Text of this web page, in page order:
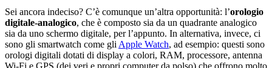
Sei ancora indeciso? C’è comunque un’altra opportunità: l’orologio
digitale-analogico, che è composto sia da un quadrante analogico
sia da uno schermo digitale, per l’appunto. In alternativa, invece, ci
sono gli smartwatch come gli Apple Watch, ad esempio: questi sono
orologi digitali dotati di display a colori, RAM, processore, antenna